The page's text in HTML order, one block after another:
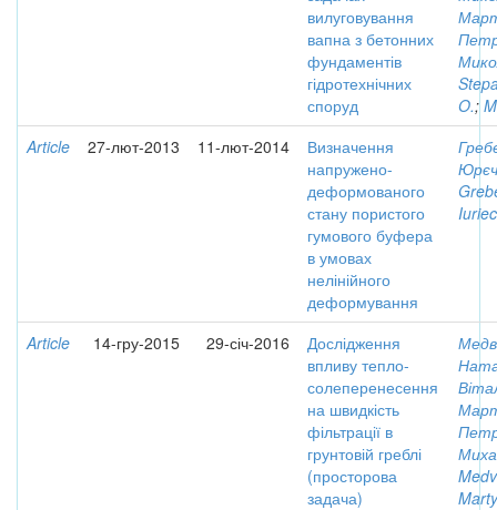
вилуговування
вапна з бетонних
фундаментів
гідротехнічних
споруд
O.;
Article
27-лют-2013 11-лют-2014
Визначення
напружено-
деформованого
стану пористого
гумового буфера
в умовах
нелінійного
деформування
Article 14-гру-2015 29-січ-2016
Дослідження
впливу тепло-
солеперенесення
на швидкість
фільтрації в
грунтовій греблі
(просторова
задача)